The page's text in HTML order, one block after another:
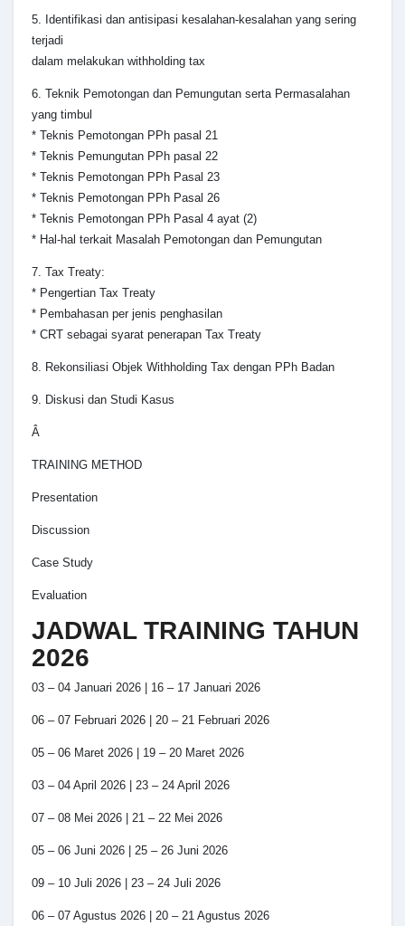
5. Identifikasi dan antisipasi kesalahan-kesalahan yang sering
terjadi
dalam melakukan withholding tax
6. Teknik Pemotongan dan Pemungutan serta Permasalahan
yang timbul
* Teknis Pemotongan PPh pasal 21
* Teknis Pemungutan PPh pasal 22
* Teknis Pemotongan PPh Pasal 23
* Teknis Pemotongan PPh Pasal 26
* Teknis Pemotongan PPh Pasal 4 ayat (2)
* Hal-hal terkait Masalah Pemotongan dan Pemungutan
7. Tax Treaty:
* Pengertian Tax Treaty
* Pembahasan per jenis penghasilan
* CRT sebagai syarat penerapan Tax Treaty
8. Rekonsiliasi Objek Withholding Tax dengan PPh Badan
9. Diskusi dan Studi Kasus
Â
TRAINING METHOD
Presentation
Discussion
Case Study
Evaluation
JADWAL TRAINING TAHUN
2026
03 – 04 Januari 2026 | 16 – 17 Januari 2026
06 – 07 Februari 2026 | 20 – 21 Februari 2026
05 – 06 Maret 2026 | 19 – 20 Maret 2026
03 – 04 April 2026 | 23 – 24 April 2026
07 – 08 Mei 2026 | 21 – 22 Mei 2026
05 – 06 Juni 2026 | 25 – 26 Juni 2026
09 – 10 Juli 2026 | 23 – 24 Juli 2026
06 – 07 Agustus 2026 | 20 – 21 Agustus 2026